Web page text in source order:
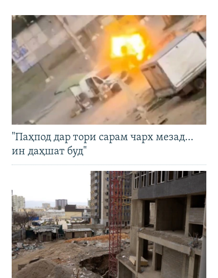
"Паҳпод дар тори сарам чарх мезад…
ин даҳшат буд"